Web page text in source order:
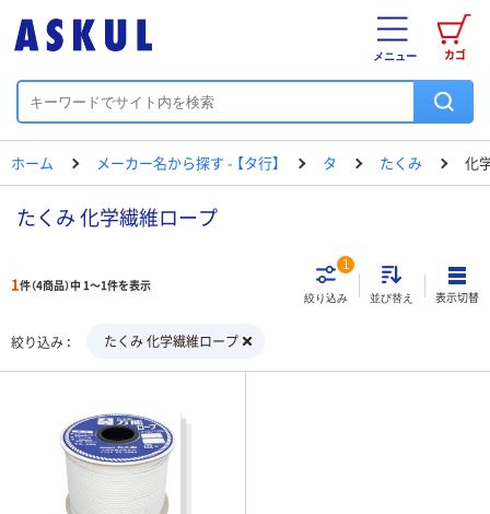
カゴ
メニュー
ホーム メーカー名から探す - 【タ行】 タ たくみ 化
たくみ 化学繊維ロープ
1件（4商品）中 1～1件を表示
絞り込み
1
並び替え 表示切替
絞り込み たくみ 化学繊維ロープ